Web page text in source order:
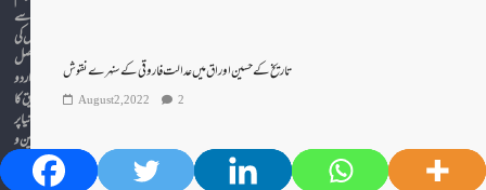
خبریں پرنٹ و الیکٹرانک میڈیا سے
لی جاتی ہیں اس لیے ان خبروں کی
مکمل تصدیق و تائید کے لیے اصل
مآخد سے رجوع لازمی ہے لہذا اردو
دنیا ان خبروں کی مکمل تصدیق کا
دعویٰ نہیں کرتا ہے اور اردو دنیا پر
شائع ہونے والے مضامین و
تحریروں سے متفق ہونا ضروری نہیں
ہے اگر آپ اس میں کوئی خامی و
Website:
www.urdudunia.com
تاریخ کے حسین اوراق میں عدالت فاروقی کے سنہرے نقوش
August 2, 2022 2